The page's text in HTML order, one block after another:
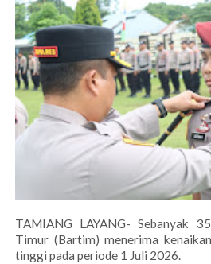
TAMIANG LAYANG- Sebanyak
Timur (Bartim) menerima
tinggi pada periode 1 Juli 2026.